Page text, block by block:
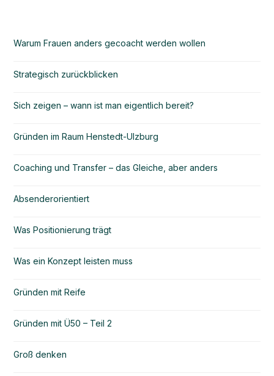
Warum Frauen anders gecoacht werden wollen
Strategisch zurückblicken
Sich zeigen – wann ist man eigentlich bereit?
Gründen im Raum Henstedt-Ulzburg
Coaching und Transfer – das Gleiche, aber anders
Absenderorientiert
Was Positionierung trägt
Was ein Konzept leisten muss
Gründen mit Reife
Gründen mit Ü50 – Teil 2
Groß denken